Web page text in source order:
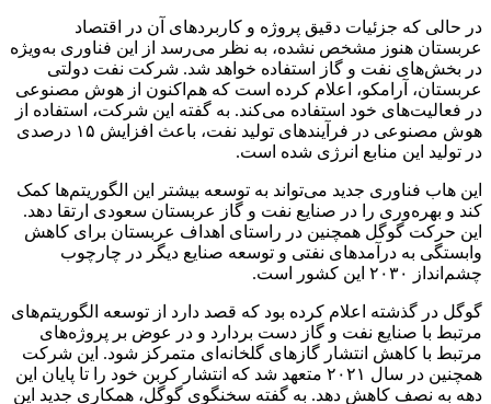
در حالی که جزئیات دقیق پروژه و کاربردهای آن در اقتصاد
عربستان هنوز مشخص نشده، به نظر می‌رسد از این فناوری به‌ویژه
در بخش‌های نفت و گاز استفاده خواهد شد. شرکت نفت دولتی
عربستان، آرامکو، اعلام کرده است که هم‌اکنون از هوش مصنوعی
در فعالیت‌های خود استفاده می‌کند. به گفته این شرکت، استفاده از
هوش مصنوعی در فرآیندهای تولید نفت، باعث افزایش ۱۵ درصدی
در تولید این منابع انرژی شده است.
این هاب فناوری جدید می‌تواند به توسعه بیشتر این الگوریتم‌ها کمک
کند و بهره‌وری را در صنایع نفت و گاز عربستان سعودی ارتقا دهد.
این حرکت گوگل همچنین در راستای اهداف عربستان برای کاهش
وابستگی به درآمدهای نفتی و توسعه صنایع دیگر در چارچوب
چشم‌انداز ۲۰۳۰ این کشور است.
گوگل در گذشته اعلام کرده بود که قصد دارد از توسعه الگوریتم‌های
مرتبط با صنایع نفت و گاز دست بردارد و در عوض بر پروژه‌های
مرتبط با کاهش انتشار گازهای گلخانه‌ای متمرکز شود. این شرکت
همچنین در سال ۲۰۲۱ متعهد شد که انتشار کربن خود را تا پایان این
دهه به نصف کاهش دهد. به گفته سخنگوی گوگل، همکاری جدید این